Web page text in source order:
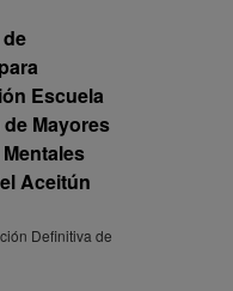
Escuela
Mayores
Aceitún
Definitiva de